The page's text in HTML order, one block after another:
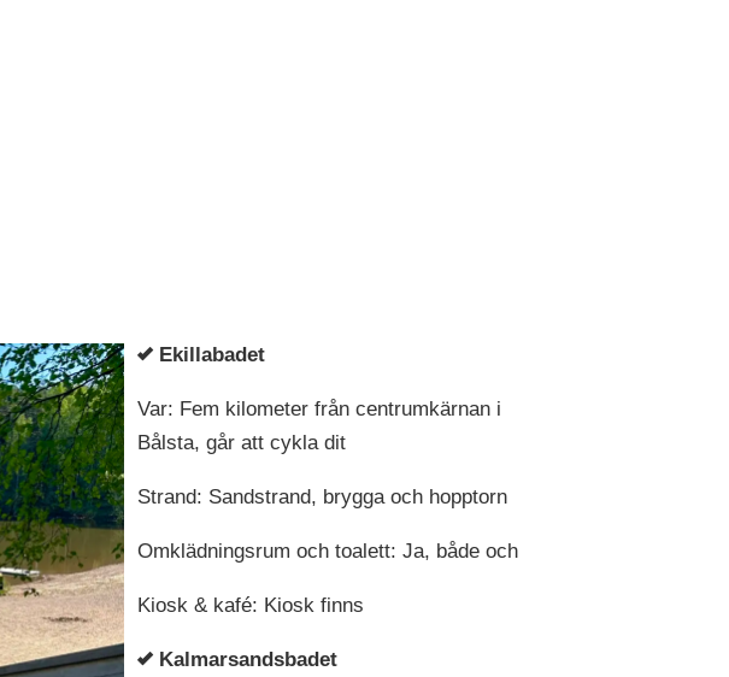
Ekillabadet
Var: Fem kilometer från centrumkärnan i
Bålsta, går att cykla dit
Strand: Sandstrand, brygga och hopptorn
Omklädningsrum och toalett: Ja, både och
Kiosk & kafé: Kiosk finns
Kalmarsandsbadet